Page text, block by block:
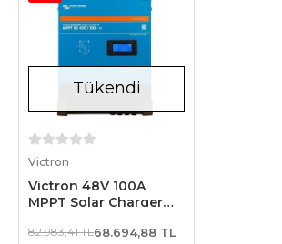
Tükendi
Victron
Victron 48V 100A
MPPT Solar Charger
SCC145110410,
82.983,41 TL68.694,88 TL